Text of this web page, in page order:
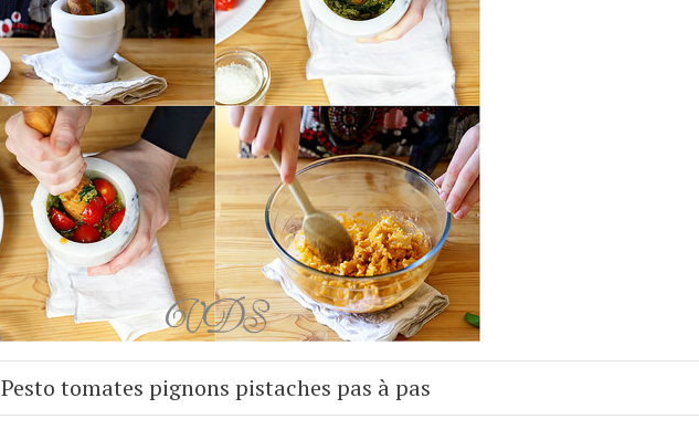
Pesto tomates pignons pistaches pas à pas